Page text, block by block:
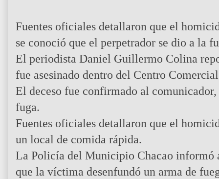
Fuentes oficiales detallaron que el
se conoció que el perpetrador se dio a la
El periodista Daniel Guillermo Colina
fue asesinado dentro del Centro
El deceso fue confirmado al
fuga.
Fuentes oficiales detallaron que el
un local de comida rápida.
La Policía del Municipio Chacao informó
que la víctima desenfundó un arma de